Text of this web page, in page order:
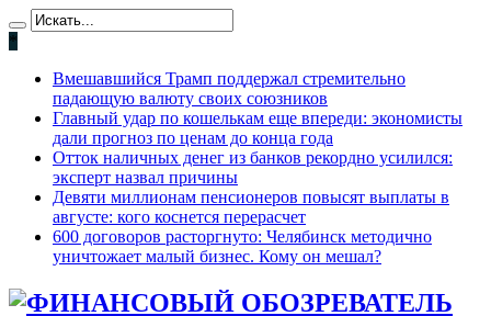
*
Вмешавшийся Трамп поддержал стремительно
падающую валюту своих союзников
Главный удар по кошелькам еще впереди: экономисты
дали прогноз по ценам до конца года
Отток наличных денег из банков рекордно усилился:
эксперт назвал причины
Девяти миллионам пенсионеров повысят выплаты в
августе: кого коснется перерасчет
600 договоров расторгнуто: Челябинск методично
уничтожает малый бизнес. Кому он мешал?